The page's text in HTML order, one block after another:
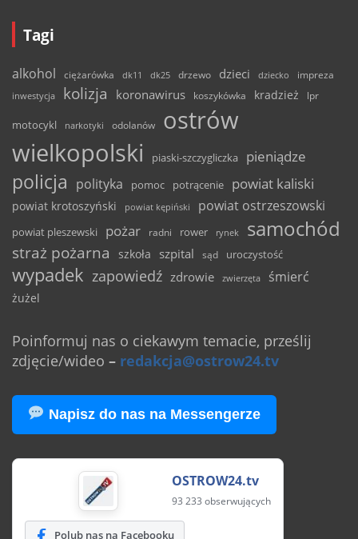
Tagi
alkohol ciężarówka dk11 dk25 drzewo dzieci dziecko
impreza
inwestycja
kolizja koronawirus koszykówka kradzież lpr
motocykl narkotyki odolanów
ostrów
wielkopolski
piaski-szczygliczka pieniądze
policja polityka pomoc potrącenie powiat kaliski
powiat krotoszyński powiat kępiński powiat ostrzeszowski
powiat pleszewski pożar radni rower rynek samochód
straż pożarna szkoła szpital sąd uroczystość
wypadek zapowiedź zdrowie zwierzęta śmierć
żużel
Poinformuj nas o ciekawym temacie, prześlij
zdjęcie/wideo – redakcja@ostrow24.tv
Napisz do nas na Messengerze
OSTROW24.tv
93 233 obserwujących
Polub nas na Facebooku